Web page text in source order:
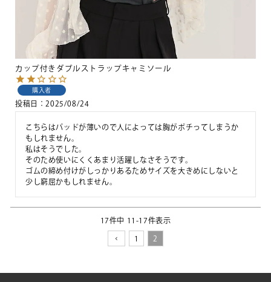
カップ付きダブルストラップキャミソール
購入者
投稿日 2025/08/24
こちらはパッドが薄いので人によっては胸がポチってしまうか
もしれません。
私はそうでした。
そのため使いにくくあまり活躍しなさそうです。
ゴムの締め付けがしっかりあるためサイズを大きめにしないと
少し窮屈かもしれません。
17件中 11 -17件表示
1 2